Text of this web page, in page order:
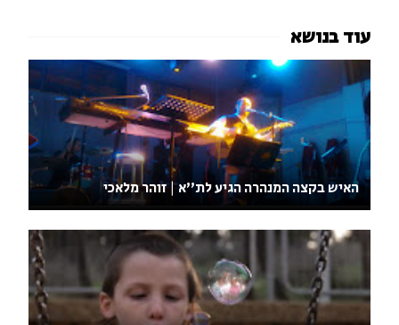
האיש בקצה המנהרה הגיע לת''א | זוהר מלאכי